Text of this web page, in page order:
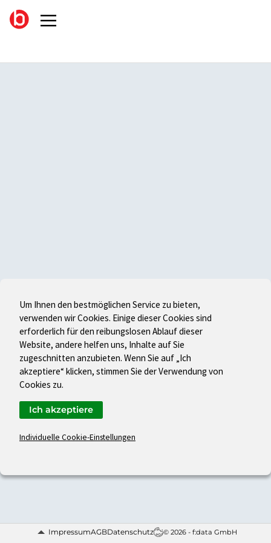
ImpressumAGBDatenschutz © 2026 - f:data GmbH
Um Ihnen den bestmöglichen Service zu bieten,
verwenden wir Cookies. Einige dieser Cookies sind
erforderlich für den reibungslosen Ablauf dieser
Website, andere helfen uns, Inhalte auf Sie
zugeschnitten anzubieten. Wenn Sie auf „Ich
akzeptiere“ klicken, stimmen Sie der Verwendung von
Cookies zu.
Individuelle Cookie-Einstellungen
Ich akzeptiere